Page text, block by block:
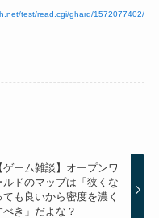
test/read.cgi/ghard/1572077402/
ゲーム雑談】オープンワ
ルドのマップは「狭くな
ても良いから密度を濃く
べき」だよな？